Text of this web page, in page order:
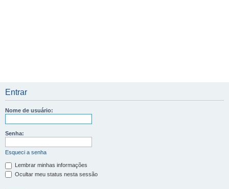
Entrar
Nome de usuário:
Senha:
Esqueci a senha
Lembrar minhas informações
Ocultar meu status nesta sessão